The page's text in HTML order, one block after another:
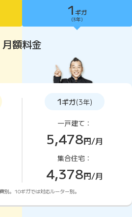
1 ギガ
(3年)
月額料金
1ギガ(3年)
一戸建て：
5,478円/月
集合住宅：
4,378円/月
別。10ギガでは対応ルーター別。